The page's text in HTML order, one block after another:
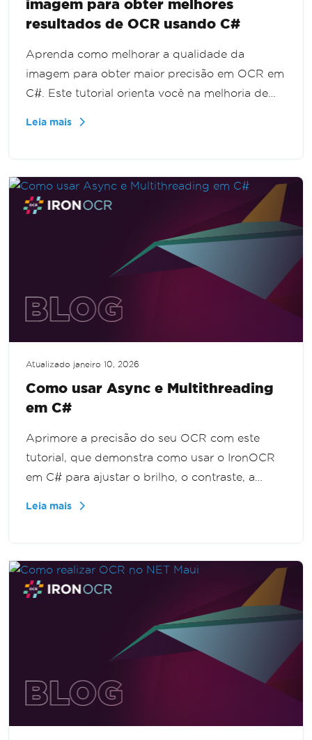
imagem para obter melhores
resultados de OCR usando C#
Aprenda como melhorar a qualidade da
imagem para obter maior precisão em OCR em
C#. Este tutorial orienta você na melhoria de
reconhecimento.
Leia mais
Atualizado janeiro 10, 2026
Como usar Async e Multithreading
em C#
Aprimore a precisão do seu OCR com este
tutorial, que demonstra como usar o IronOCR
em C# para ajustar o brilho, o contraste, a
tarefas de reconhecimento de texto sejam
executadas da melhor maneira possível.
Leia mais